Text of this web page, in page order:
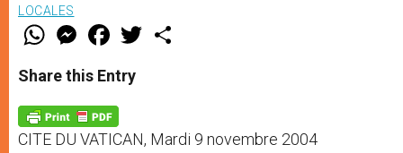
LOCALES
W
t
s
p
p
M
e
s
e
g
e
r
F
a
e
b
o
k
w
Share this Entry
CITE DU VATICAN, Mardi 9 novembre 2004